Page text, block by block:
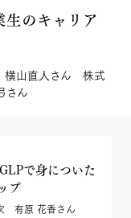
生のキャリア
横山直人さん 株式
さん
で身についた
プ
有原 花香さん